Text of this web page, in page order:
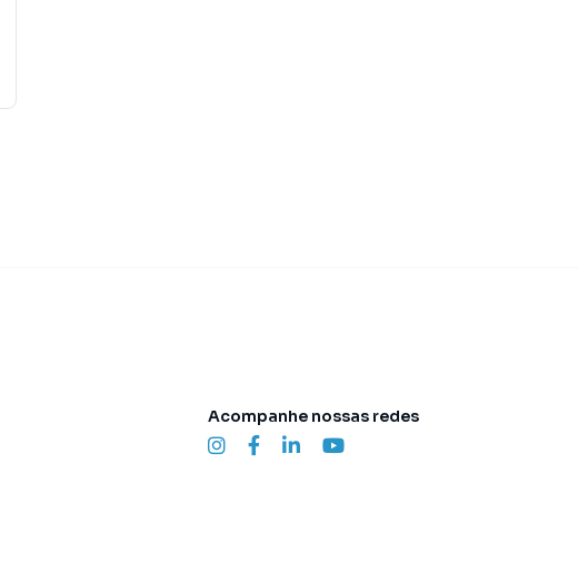
Acompanhe nossas redes